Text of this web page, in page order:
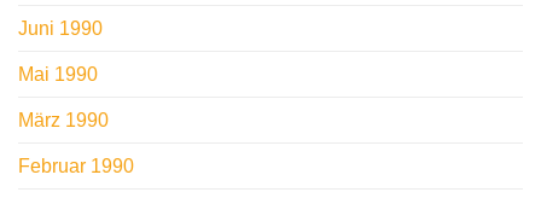
Juni 1990
Mai 1990
März 1990
Februar 1990